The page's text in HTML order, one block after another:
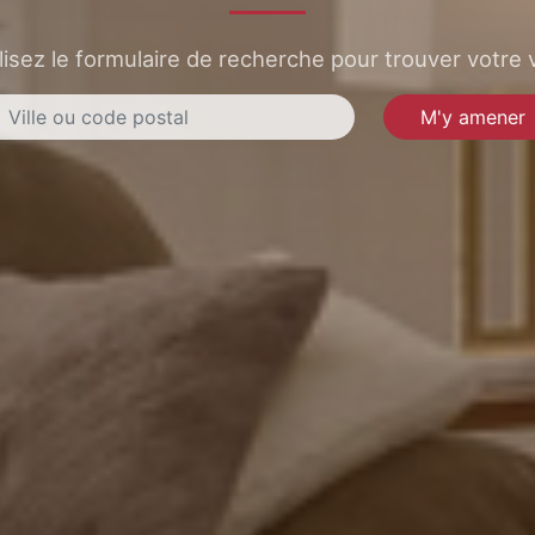
le formulaire de recherche pour trouver votre
M'y amener